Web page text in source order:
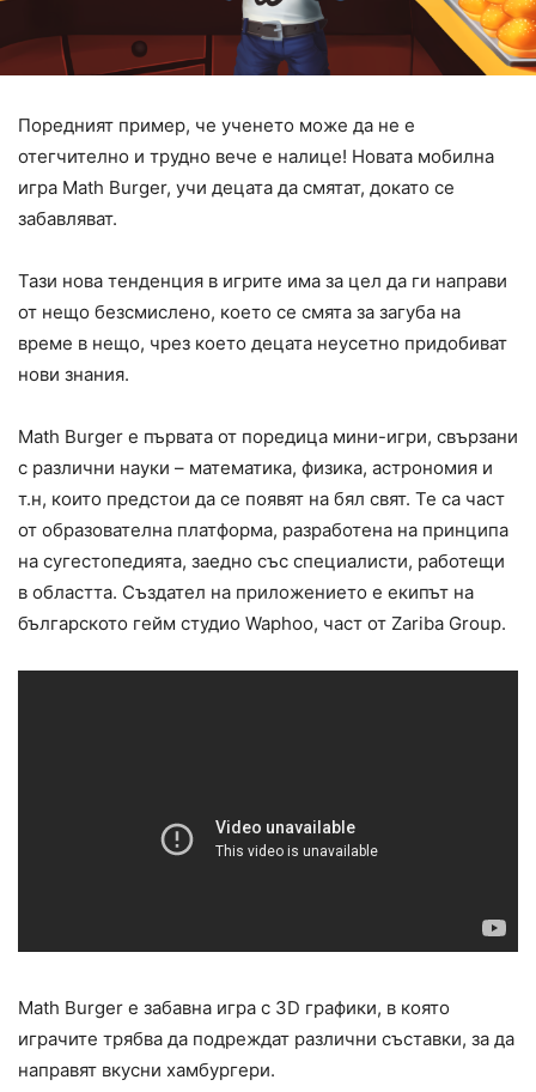
Поредният пример, че ученето може да не е
отегчително и трудно вече е налице! Новата мобилна
игра Math Burger, учи децата да смятат, докато се
забавляват.
Тази нова тенденция в игрите има за цел да ги направи
от нещо безсмислено, което се смята за загуба на
време в нещо, чрез което децата неусетно придобиват
нови знания.
Math Burger е първата от поредица мини-игри, свързани
с различни науки – математика, физика, астрономия и
т.н, които предстои да се появят на бял свят. Те са част
от образователна платформа, разработена на принципа
на сугестопедията, заедно със специалисти, работещи
в областта. Създател на приложението е екипът на
българското гейм студио Waphoo, част от Zariba Group.
Math Burger е забавна игра с 3D графики, в която
играчите трябва да подреждат различни съставки, за да
направят вкусни хамбургери.